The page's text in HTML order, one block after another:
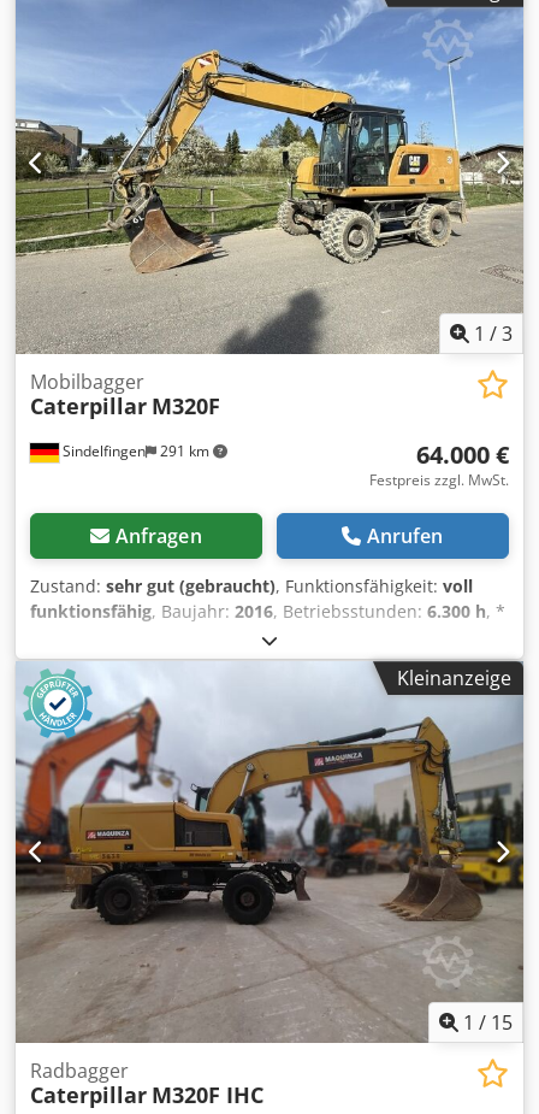
1 /3
Sindelfingen 291 km
Mobilbagger
Caterpillar M320F
64.000 €
Festpreis zzgl. MwSt.
Anfragen Anrufen
Zustand: sehr gut (gebraucht), Funktionsfähigkeit: voll
funktionsfähig, Baujahr: 2016, Betriebsstunden: 6.300 h, *
6.600 Stunden Dkedey Rzdrepfx Agxor * Verstellausleger *
Planierschild Abstützung * Hammer-, Greifer und
Scherenhydraulik * Zentralschmierung * Motor: CAT C7.1
(169 PS) * Bereifung: 10.00-20 * Schnellwechsler: OQ70/55
* 1 x Tieflöffel * Gewicht 19.5 to
Kleinanzeige
1 / 15
Radbagger
Caterpillar M320F IHC